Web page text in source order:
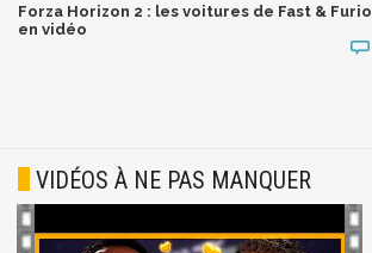
Forza Horizon 2 : les voitures de Fast &
en vidéo
VIDÉOS À NE PAS MANQUER